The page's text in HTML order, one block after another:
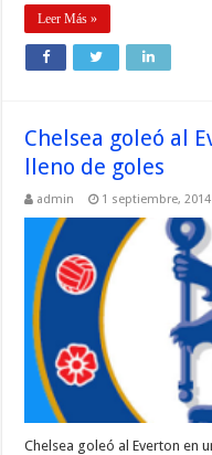
Leer Más »
Chelsea goleó al
lleno de goles
admin 1 septiembre, 2014
Chelsea goleó al Everton en